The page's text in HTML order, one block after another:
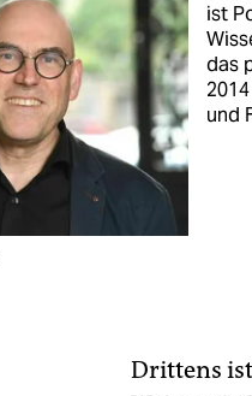
ist
das
und
Drittens